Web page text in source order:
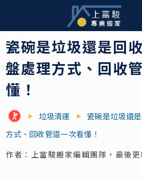
瓷碗是垃圾還是回
盤處理方式、回收
懂！
垃圾清運
瓷碗是垃圾還
方式、回收管道一次看懂！
作者：上富駿搬家編輯團隊，最後